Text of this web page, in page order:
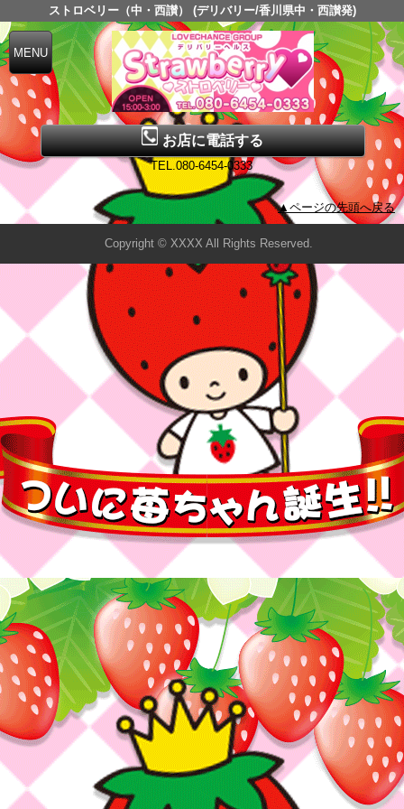
ストロベリー（中・西讃） (デリバリー/香川県中・西讃発)
お店に電話する
TEL.080-6454-0333
▲ページの先頭へ戻る
Copyright © XXXX All Rights Reserved.